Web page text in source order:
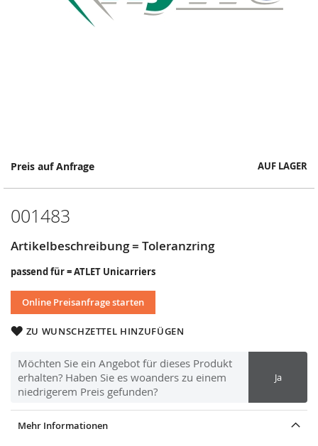
Preis auf Anfrage AUF LAGER
001483
Artikelbeschreibung = Toleranzring
passend für = ATLET Unicarriers
Online Preisanfrage starten
ZU WUNSCHZETTEL HINZUFÜGEN
Möchten Sie ein Angebot für dieses Produkt
erhalten? Haben Sie es woanders zu einem
niedrigerem Preis gefunden?
Ja
Springe
Anfang
Bildergalerie
Mehr Informationen